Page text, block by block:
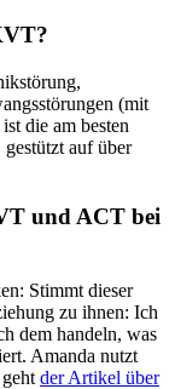
(mit
die am besten
auf über
und ACT bei
Stimmt dieser
zu ihnen: Ich
dem handeln, was
Amanda nutzt
der Artikel über